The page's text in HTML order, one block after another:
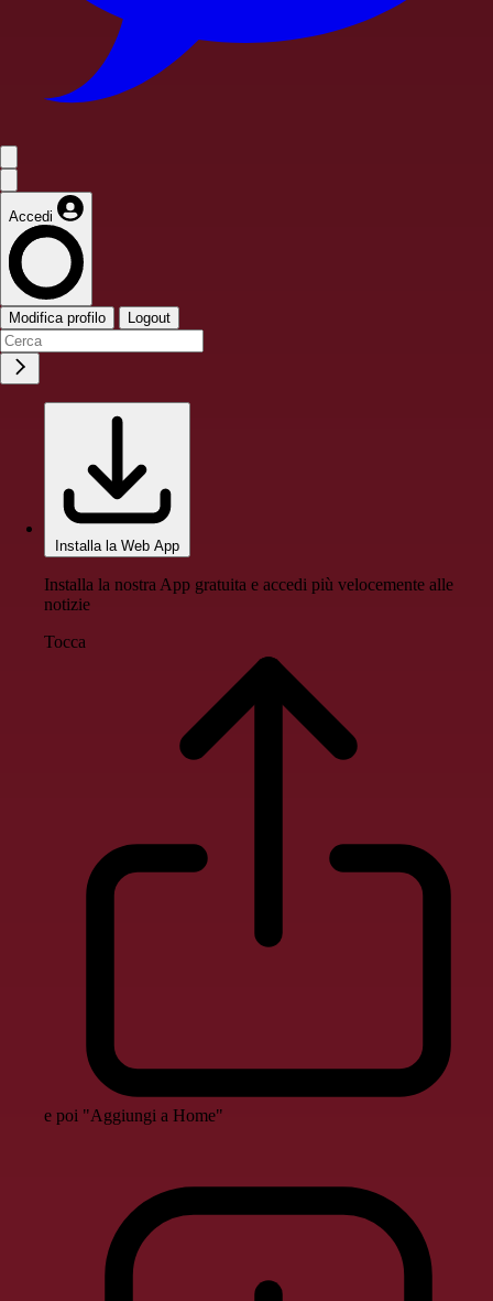
Accedi
Modifica profilo Logout
Installa la Web App
Installa la nostra App gratuita e accedi più velocemente alle
notizie
Tocca
e poi "Aggiungi a Home"